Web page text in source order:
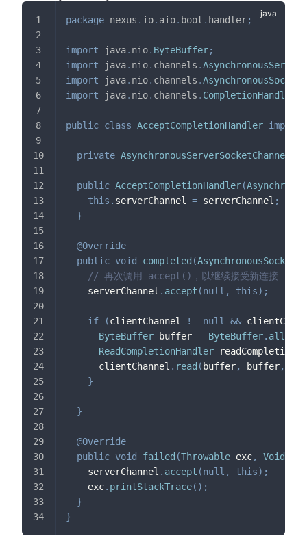
package nexus . io. aio. boot . handler;
import java. nio. ByteBuffer;
import
java. nio. channels .
import
java. nio. channels .
import
java. nio. channels . CompletionHandler
public class AcceptCompletionHandler
private AsynchronousServerSocketChannel
public AcceptCompletionHandler(
this . serverChannel = serverChannel ;
}
@Override
public void completed (
// 再次调用 accept()，以继续接受新连接
    serverChannel
. accept (null , this) ;
if (clientChannel != null &&
ByteBuffer buffer = ByteBuffer.
ReadCompletionHandler
      clientChannel
. read ( buffer, buffer,
}
}
@Override
public void failed (Throwable exc, Void
    serverChannel
. accept (null , this) ;
    exc
. printStackTrace( ) ;
}
}